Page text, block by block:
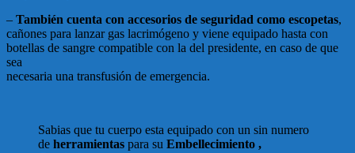
– También cuenta con accesorios de seguridad como escopetas,
cañones para lanzar gas lacrimógeno y viene equipado hasta con
botellas de sangre compatible con la del presidente, en caso de que
sea
necesaria una transfusión de emergencia.
Sabias que tu cuerpo esta equipado con un sin numero
de herramientas para su Embellecimiento ,